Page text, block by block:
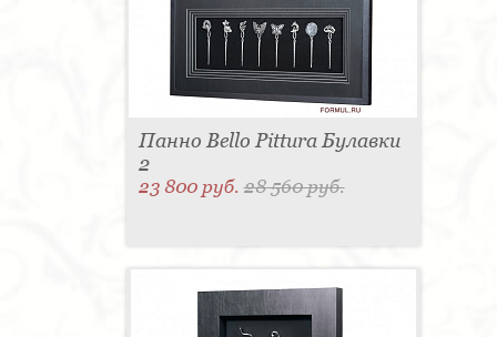
Мыльница - 1Подставка под зонт - 1
Панно Bello Pittura Булавки
2
23 800 руб.28 560 руб.